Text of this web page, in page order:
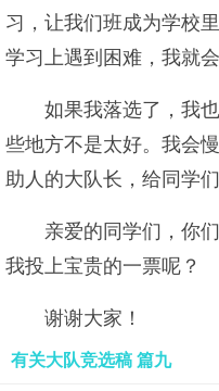
习，让我们班成为学校
学习上遇到困难，我就
如果我落选了，我
些地方不是太好。我会
助人的大队长，给同学
亲爱的同学们，你
我投上宝贵的一票呢？
谢谢大家！
有关大队竞选稿 篇九